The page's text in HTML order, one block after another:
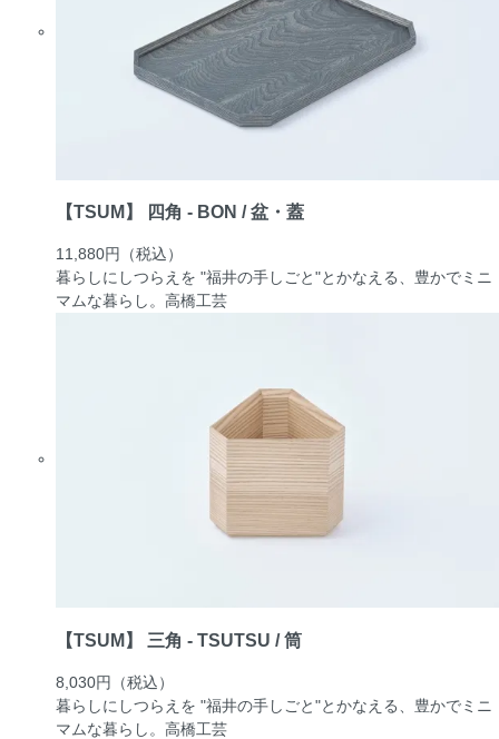
【TSUM】 四角 - BON / 盆・蓋
11,880円
（税込）
暮らしにしつらえを "福井の手しごと"とかなえる、豊かでミニ
マムな暮らし。 高橋工芸
【TSUM】 三角 - TSUTSU / 筒
8,030円
（税込）
暮らしにしつらえを "福井の手しごと"とかなえる、豊かでミニ
マムな暮らし。 高橋工芸